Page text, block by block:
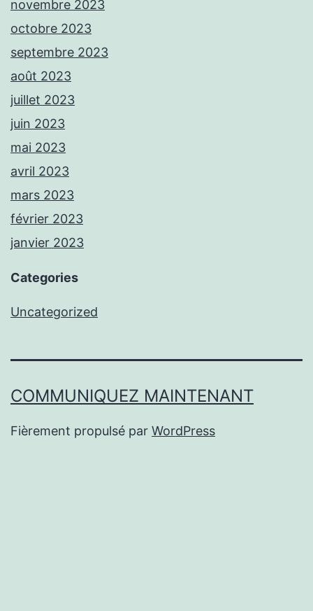
novembre 2023
octobre 2023
septembre 2023
août 2023
juillet 2023
juin 2023
mai 2023
avril 2023
mars 2023
février 2023
janvier 2023
Categories
Uncategorized
COMMUNIQUEZ MAINTENANT
Fièrement propulsé par WordPress